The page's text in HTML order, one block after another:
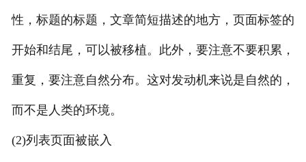
性，标题的标题，文章简短描述的地方，页面标签的
开始和结尾，可以被移植。此外，要注意不要积累，
重复，要注意自然分布。这对发动机来说是自然的，
而不是人类的环境。
(2)列表页面被嵌入